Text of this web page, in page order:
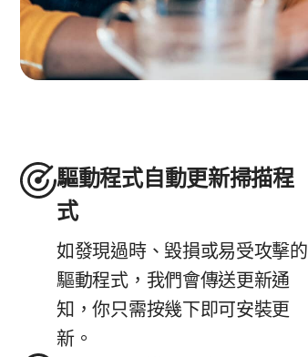
驅動程式自動更新掃描程
式
如發現過時、毀損或易受攻擊的
驅動程式，我們會傳送更新通
知，你只需按幾下即可安裝更
新。